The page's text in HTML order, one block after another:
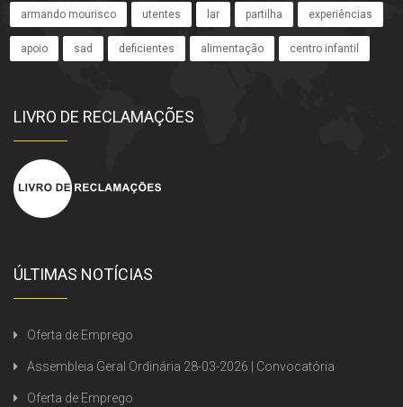
armando mourisco utentes lar partilha experiências
apoio sad deficientes alimentação centro infantil
LIVRO DE RECLAMAÇÕES
ÚLTIMAS NOTÍCIAS
Oferta de Emprego
Assembleia Geral Ordinária 28-03-2026 | Convocatória
Oferta de Emprego